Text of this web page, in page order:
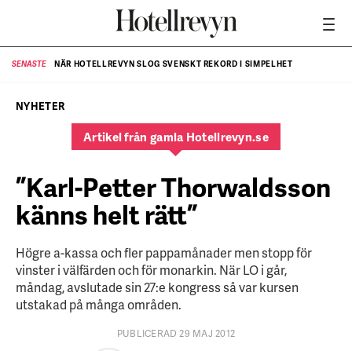
SENASTE NÄR HOTELLREVYN SLOG SVENSKT REKORD I SIMPELHET
NYHETER
Artikel från gamla Hotellrevyn.se
”Karl-Petter Thorwaldsson
känns helt rätt”
Högre a-kassa och fler pappamånader men stopp för
vinster i välfärden och för monarkin. När LO i går,
måndag, avslutade sin 27:e kongress så var kursen
utstakad på många områden.
PUBLICERAD 29 MAJ 2012